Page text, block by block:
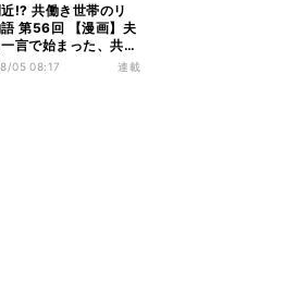
!? 共働き世帯のリ
第56回 【漫画】夫
言で始まった、共働
言い合い。妻も思わ
05 08:17 連載